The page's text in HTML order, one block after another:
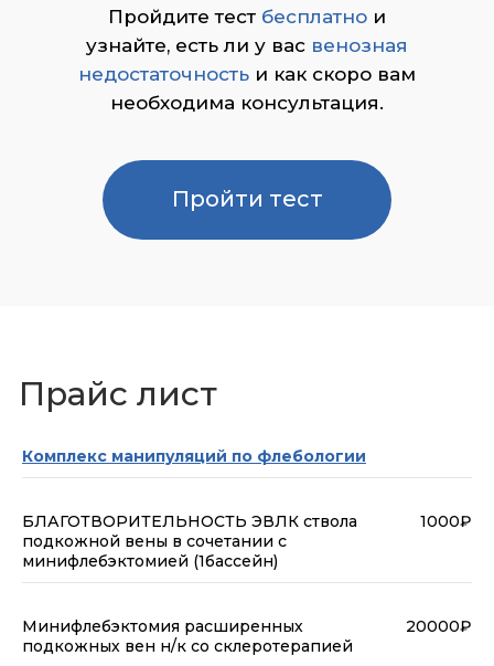
Пройдите тест бесплатно и
узнайте, есть ли у вас венозная
недостаточность и как скоро вам
необходима консультация.
Пройти тест
Прайс лист
Комплекс манипуляций по флебологии
БЛАГОТВОРИТЕЛЬНОСТЬ ЭВЛК ствола
подкожной вены в сочетании с
минифлебэктомией (1бассейн)
1000₽
Минифлебэктомия расширенных
подкожных вен н/к со склеротерапией
20000₽